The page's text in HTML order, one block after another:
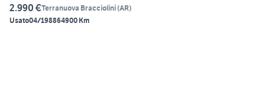
2.990 €Terranuova Bracciolini(AR)
Usato04/198864900 Km